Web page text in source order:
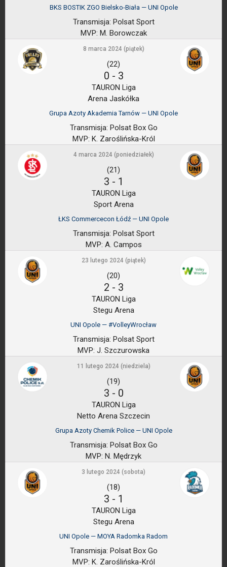
BKS BOSTIK ZGO Bielsko-Biała — UNI Opole
Transmisja: Polsat Sport
MVP: M. Borowczak
8 marca 2024 (piątek)
(22)
0 - 3
TAURON Liga
Arena Jaskółka
Grupa Azoty Akademia Tarnów — UNI Opole
Transmisja: Polsat Box Go
MVP: K. Zaroślińska-Król
4 marca 2024 (poniedziałek)
(21)
3 - 1
TAURON Liga
Sport Arena
ŁKS Commercecon Łódź — UNI Opole
Transmisja: Polsat Sport
MVP: A. Campos
23 lutego 2024 (piątek)
(20)
2 - 3
TAURON Liga
Stegu Arena
UNI Opole — #VolleyWrocław
Transmisja: Polsat Sport
MVP: J. Szczurowska
11 lutego 2024 (niedziela)
(19)
3 - 0
TAURON Liga
Netto Arena Szczecin
Grupa Azoty Chemik Police — UNI Opole
Transmisja: Polsat Box Go
MVP: N. Mędrzyk
3 lutego 2024 (sobota)
(18)
3 - 1
TAURON Liga
Stegu Arena
UNI Opole — MOYA Radomka Radom
Transmisja: Polsat Box Go
MVP: K. Zaroślińska-Król